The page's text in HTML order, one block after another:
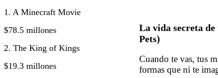
1. A Minecraft Movie
$78.5 millones
2. The King of Kings
$19.3 millones
La vida secreta
Pets)
Cuando te vas, tus
formas que ni te